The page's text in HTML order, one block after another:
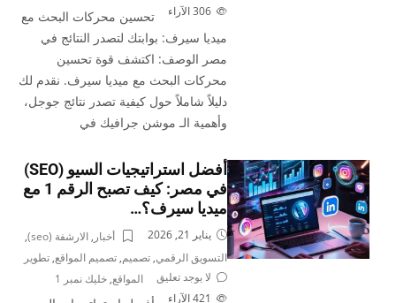
306
الآراء
تحسين محركات البحث مع
ميديا سيرف: بوابتك لتصدر النتائج في
مصر الوصف: اكتشف قوة تحسين
محركات البحث مع ميديا سيرف. نقدم لك
دليلاً شاملاً حول كيفية تصدر نتائج جوجل،
وأهمية الـ موشن جرافيك في
أفضل استراتيجيات السيو (SEO)
في مصر: كيف تصبح الرقم 1 مع
ميديا سيرف؟…
يناير 21, 2026 أخبار ,الارشفة (seo)
,
التسويق الرقمي,تصميم,تصميم المواقع,تطوير
المواقع,خليك نمبر 1
لا يوجد تعليق
الآراء